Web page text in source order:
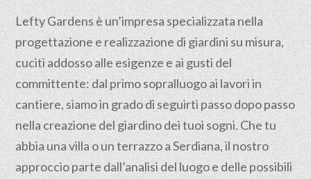
Lefty Gardens è un’impresa specializzata nella
progettazionee realizzazione di giardini su misura,
cuciti addosso alle esigenze e ai gusti del
committente: dal primo sopralluogo ai lavori in
cantiere, siamo in grado di seguirti passo dopo passo
nella creazione del giardino dei tuoi sogni. Che tu
abbia una villa o un terrazzo a Serdiana, il nostro
approccio parte dall’analisi del luogo e delle possibili